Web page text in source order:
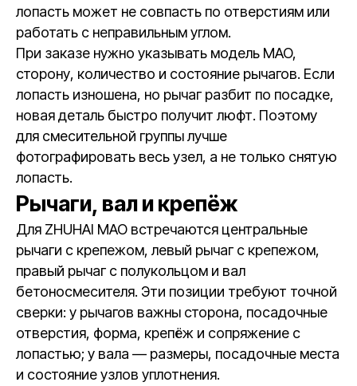
лопасть может не совпасть по отверстиям или
работать с неправильным углом.
При заказе нужно указывать модель MAO,
сторону, количество и состояние рычагов. Если
лопасть изношена, но рычаг разбит по посадке,
новая деталь быстро получит люфт. Поэтому
для смесительной группы лучше
фотографировать весь узел, а не только снятую
лопасть.
Рычаги, вал и крепёж
Для ZHUHAI MAO встречаются центральные
рычаги с крепежом, левый рычаг с крепежом,
правый рычаг с полукольцом и вал
бетоносмесителя. Эти позиции требуют точной
сверки: у рычагов важны сторона, посадочные
отверстия, форма, крепёж и сопряжение с
лопастью; у вала — размеры, посадочные места
и состояние узлов уплотнения.